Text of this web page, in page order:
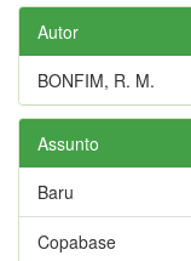
Autor
BONFIM, R. M.
Assunto
Baru
Copabase